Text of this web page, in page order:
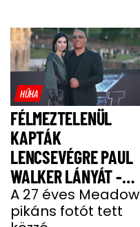
HŰHA
FÉLMEZTELENÜL
KAPTÁK
LENCSEVÉGRE PAUL
WALKER LÁNYÁT -
FOTÓ
A 27 éves Meadow
pikáns fotót tett